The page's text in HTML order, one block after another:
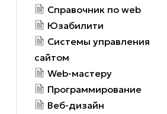
Справочник по web
Юзабилити
Системы управления
сайтом
Web-мастеру
Программирование
Веб-дизайн